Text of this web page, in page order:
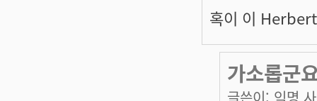
혹이 이
가소롭군